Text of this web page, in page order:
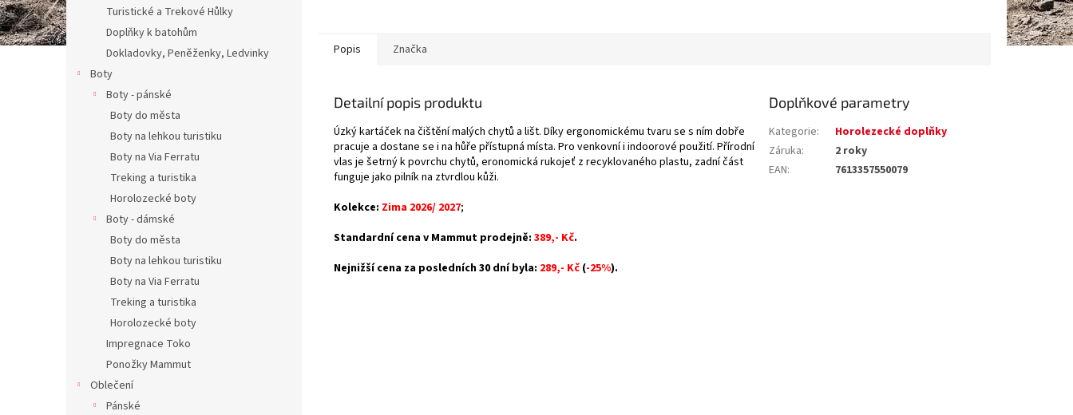
Turistické a Trekové Hůlky
Doplňky k batohům
Dokladovky, Peněženky, Ledvinky
Boty
Boty - pánské
Boty do města
Boty na lehkou turistiku
Boty na Via Ferratu
Treking a turistika
Horolozecké boty
Boty - dámské
Boty do města
Boty na lehkou turistiku
Boty na Via Ferratu
Treking a turistika
Horolozecké boty
Impregnace Toko
Ponožky Mammut
Oblečení
Pánské
Popis Značka
Detailní popis produktu
Úzký kartáček na čištění malých chytů a lišt. Díky ergonomickému tvaru se s ním dobře
pracuje a dostane se i na hůře přístupná místa. Pro venkovní i indoorové použití. Přírodní
vlas je šetrný k povrchu chytů, eronomická rukojeť z recyklovaného plastu, zadní část
funguje jako pilník na ztvrdlou kůži.
Kolekce: Zima 2026/ 2027;
Standardní cena v Mammut prodejně: 389,- Kč.
Nejnižší cena za posledních 30 dní byla: 289,- Kč (-25%).
Doplňkové parametry
Kategorie:
Horolezecké doplňky
Záruka:
2 roky
EAN: 7613357550079